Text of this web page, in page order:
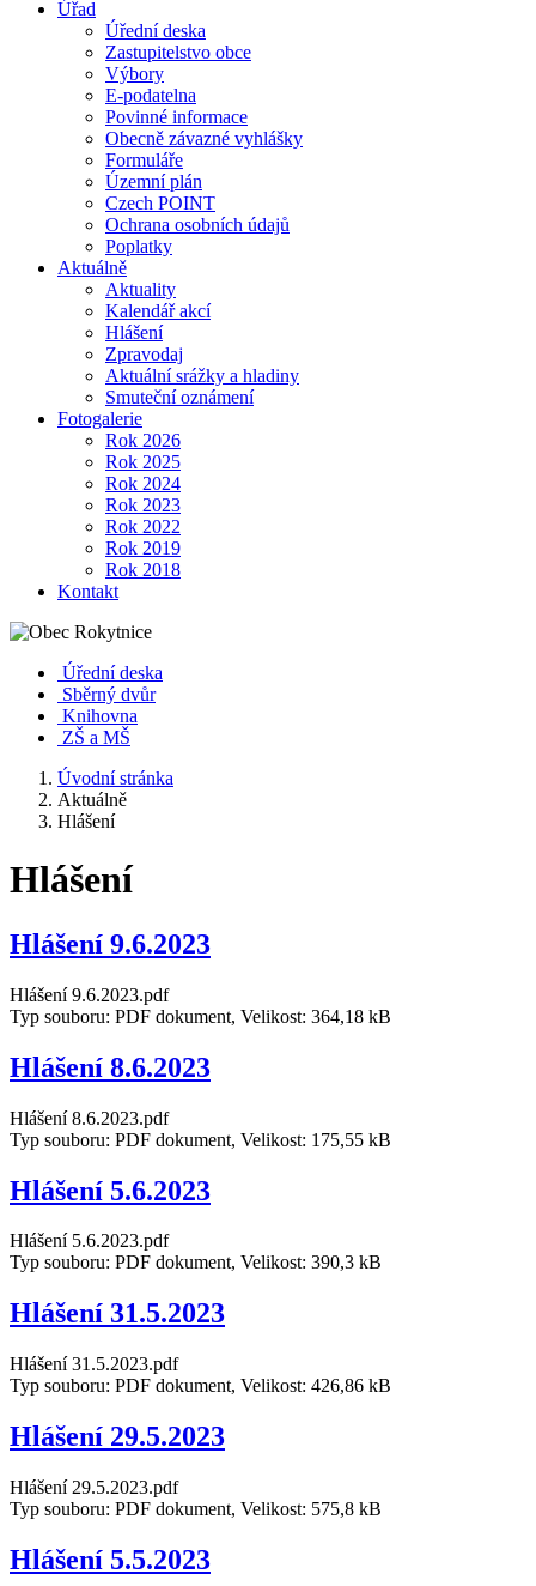
Úřad
Úřední deska
Zastupitelstvo obce
Výbory
E-podatelna
Povinné informace
Obecně závazné vyhlášky
Formuláře
Územní plán
Czech POINT
Ochrana osobních údajů
Poplatky
Aktuálně
Aktuality
Kalendář akcí
Hlášení
Zpravodaj
Aktuální srážky a hladiny
Smuteční oznámení
Fotogalerie
Rok 2026
Rok 2025
Rok 2024
Rok 2023
Rok 2022
Rok 2019
Rok 2018
Kontakt
Úřední deska
Sběrný dvůr
Knihovna
ZŠ a MŠ
Úvodní stránka
Aktuálně
Hlášení
Hlášení
Hlášení 9.6.2023
Hlášení 9.6.2023.pdf
Typ souboru: PDF dokument, Velikost: 364,18 kB
Hlášení 8.6.2023
Hlášení 8.6.2023.pdf
Typ souboru: PDF dokument, Velikost: 175,55 kB
Hlášení 5.6.2023
Hlášení 5.6.2023.pdf
Typ souboru: PDF dokument, Velikost: 390,3 kB
Hlášení 31.5.2023
Hlášení 31.5.2023.pdf
Typ souboru: PDF dokument, Velikost: 426,86 kB
Hlášení 29.5.2023
Hlášení 29.5.2023.pdf
Typ souboru: PDF dokument, Velikost: 575,8 kB
Hlášení 5.5.2023